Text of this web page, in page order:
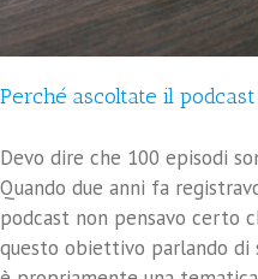
Perché ascoltate il
Devo dire che 100 episodi
Quando due anni fa
podcast non pensavo certo
questo obiettivo parlando